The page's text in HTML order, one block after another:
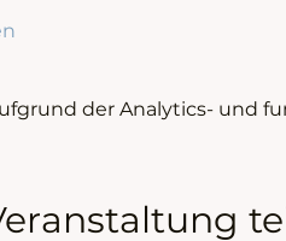
der Analytics- und